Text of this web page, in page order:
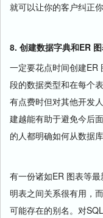
就可以让你的客户纠正
8. 创建数据字典和ER
一定要花点时间创建ER
段的数据类型和在每个
有点费时但对其他开发
建越能有助于避免今后
的人都明确如何从数据
有一份诸如ER 图表等
明表之间关系很有用，
可能存在的别名。对